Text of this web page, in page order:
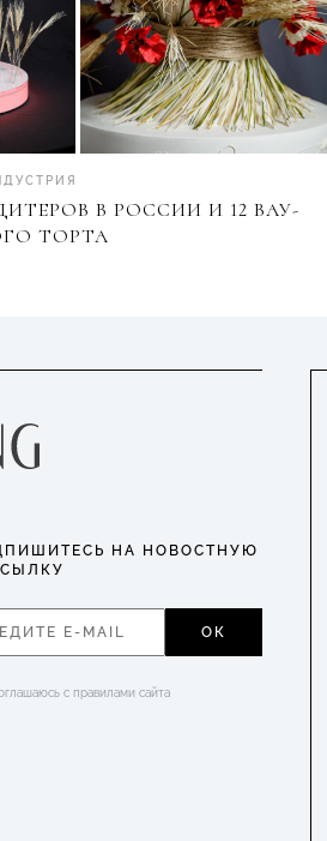
В РОССИИ И 12 ВАУ-
ТОРТА
НА НОВОСТНУЮ
ОК
с правилами сайта